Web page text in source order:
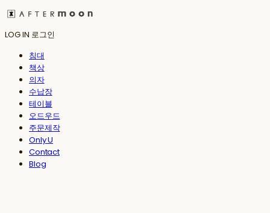
LOG IN 로그인
침대
책상
의자
수납장
테이블
오드우드
주문제작
Only U
Contact
Blog